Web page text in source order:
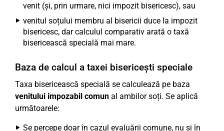
venit (și, prin urmare, nici impozit bisericesc), sau
venitul soțului membru al bisericii duce la impozit
bisericesc, dar calculul comparativ arată o taxă
bisericească specială mai mare.
Baza de calcul a taxei bisericești speciale
Taxa bisericească specială se calculează pe baza
venitului impozabil comun al ambilor soți. Se aplică
următoarele:
Se percepe doar în cazul evaluării comune, nu și în